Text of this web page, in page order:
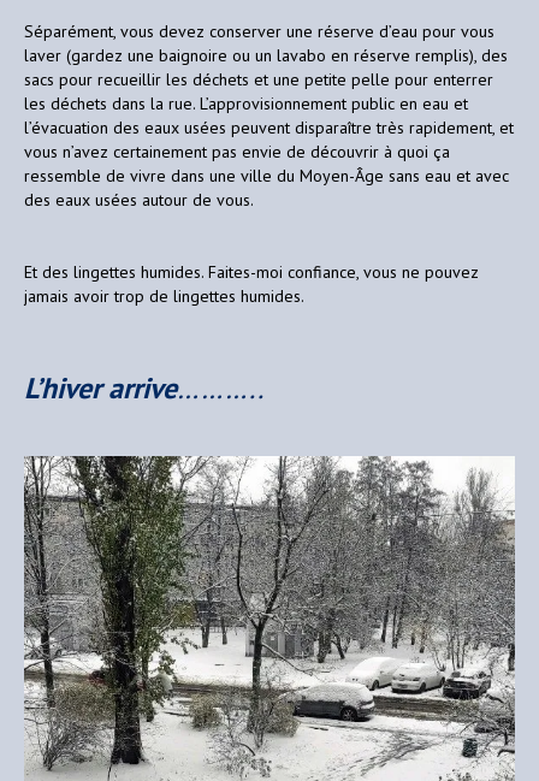
Séparément, vous devez conserver une réserve d’eau pour vous
laver (gardez une baignoire ou un lavabo en réserve remplis), des
sacs pour recueillir les déchets et une petite pelle pour enterrer
les déchets dans la rue. L’approvisionnement public en eau et
l’évacuation des eaux usées peuvent disparaître très rapidement, et
vous n’avez certainement pas envie de découvrir à quoi ça
ressemble de vivre dans une ville du Moyen-Âge sans eau et avec
des eaux usées autour de vous.
Et des lingettes humides. Faites-moi confiance, vous ne pouvez
jamais avoir trop de lingettes humides.
L’hiver arrive………..